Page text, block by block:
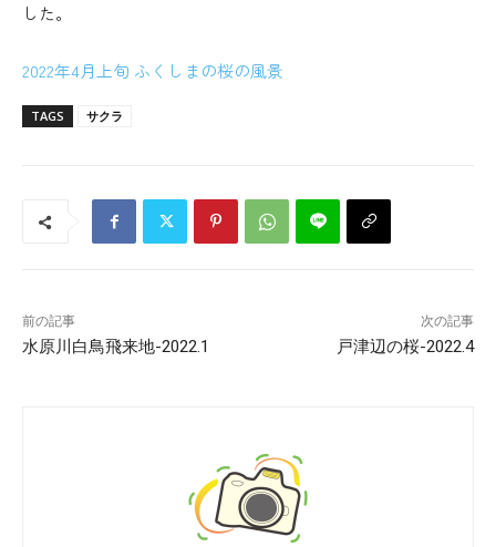
した。
2022年4月上旬 ふくしまの桜の風景
TAGS サクラ
前の記事
水原川白鳥飛来地-2022.1
次の記事
戸津辺の桜-2022.4